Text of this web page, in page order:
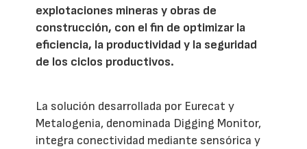
explotaciones mineras y obras de
construcción, con el fin de optimizar la
eficiencia, la productividad y la seguridad
de los ciclos productivos.
La solución desarrollada por Eurecat y
Metalogenia, denominada Digging Monitor,
integra conectividad mediante sensórica y